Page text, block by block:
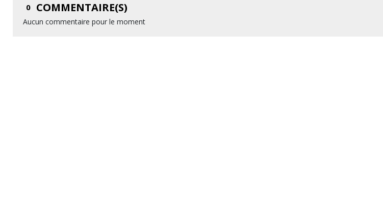
0 COMMENTAIRE(S)
Aucun commentaire pour le moment